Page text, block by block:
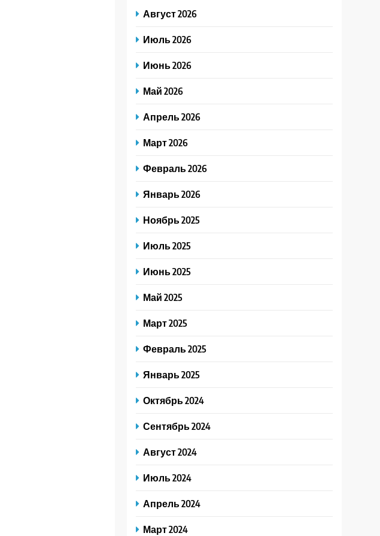
Август 2026
Июль 2026
Июнь 2026
Май 2026
Апрель 2026
Март 2026
Февраль 2026
Январь 2026
Ноябрь 2025
Июль 2025
Июнь 2025
Май 2025
Март 2025
Февраль 2025
Январь 2025
Октябрь 2024
Сентябрь 2024
Август 2024
Июль 2024
Апрель 2024
Март 2024